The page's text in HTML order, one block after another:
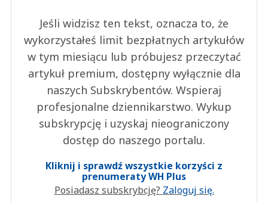
Jeśli widzisz ten tekst, oznacza to, że
wykorzystałeś limit bezpłatnych artykułów
w tym miesiącu lub próbujesz przeczytać
artykuł premium, dostępny wyłącznie dla
naszych Subskrybentów. Wspieraj
profesjonalne dziennikarstwo. Wykup
subskrypcję i uzyskaj nieograniczony
dostęp do naszego portalu.
Kliknij i sprawdź wszystkie korzyści z
prenumeraty WH Plus
Posiadasz subskrybcję? Zaloguj się.